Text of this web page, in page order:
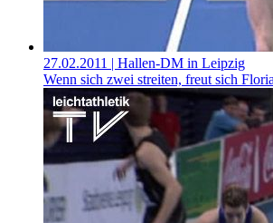
27.02.2011 | Hallen-DM in Leipzig
Wenn sich zwei streiten, freut sich